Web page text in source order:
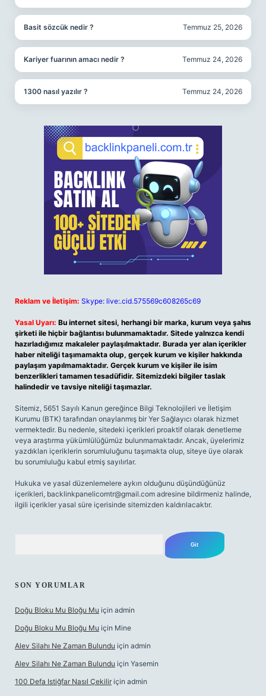
Basit sözcük nedir ? Temmuz 25, 2026
Kariyer fuarının amacı nedir ? Temmuz 24, 2026
1300 nasıl yazılır ? Temmuz 24, 2026
Reklam ve İletişim: Skype: live:.cid.575569c608265c69
Yasal Uyarı: Bu internet sitesi, herhangi bir marka, kurum veya şahıs
şirketi ile hiçbir bağlantısı bulunmamaktadır. Sitede yalnızca kendi
hazırladığımız makaleler paylaşılmaktadır. Burada yer alan içerikler
haber niteliği taşımamakta olup, gerçek kurum ve kişiler hakkında
paylaşım yapılmamaktadır. Gerçek kurum ve kişiler ile isim
benzerlikleri tamamen tesadüfidir. Sitemizdeki bilgiler taslak
halindedir ve tavsiye niteliği taşımazlar.
Sitemiz, 5651 Sayılı Kanun gereğince Bilgi Teknolojileri ve İletişim
Kurumu (BTK) tarafından onaylanmış bir Yer Sağlayıcı olarak hizmet
vermektedir. Bu nedenle, sitedeki içerikleri proaktif olarak denetleme
veya araştırma yükümlülüğümüz bulunmamaktadır. Ancak, üyelerimiz
yazdıkları içeriklerin sorumluluğunu taşımakta olup, siteye üye olarak
bu sorumluluğu kabul etmiş sayılırlar.
Hukuka ve yasal düzenlemelere aykırı olduğunu düşündüğünüz
içerikleri, backlinkpanelicomtr@gmail.com adresine bildirmeniz halinde,
ilgili içerikler yasal süre içerisinde sitemizden kaldırılacaktır.
SON YORUMLAR
Doğu Bloku Mu Bloğu Mu için admin
Doğu Bloku Mu Bloğu Mu için Mine
Alev Silahı Ne Zaman Bulundu için admin
Alev Silahı Ne Zaman Bulundu için Yasemin
100 Defa Istiğfar Nasıl Çekilir için admin